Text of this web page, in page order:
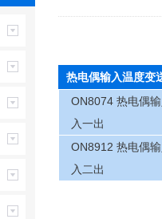
热电偶输入温度变
ON8074 热电偶
入一出
ON8912 热电偶
入二出